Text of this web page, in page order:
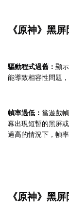
《原神》黑
驅動程式過舊： 顯
能導致相容性問題，
幀率過低： 當遊戲
幕出現短暫的黑屏
過高的情況下，幀
《原神》黑